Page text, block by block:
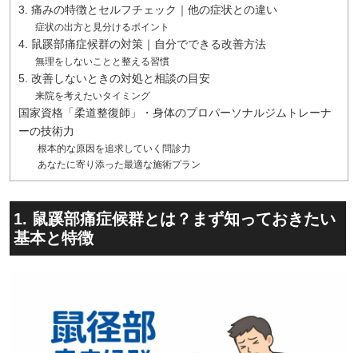
3. 痛みの特徴とセルフチェック｜他の症状との違い
症状の出方と見分けるポイント
4. 鼠蹊部痛症候群の対策｜自分でできる改善方法
無理をしないことと整える習慣
5. 改善しないときの対処と相談の目安
来院を考えたいタイミング
国家資格「柔道整復師」・身体のプロパーソナルジムトレーナ
ーの技術力
根本的な原因を追求していく問診力
あなたに寄り添った最適な施術プラン
1. 鼠蹊部痛症候群とは？まず知っておきたい
基本と特徴